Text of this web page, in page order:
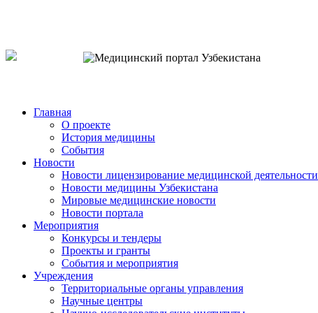
Главная
О проекте
История медицины
События
Новости
Новости лицензирование медицинской деятельности
Новости медицины Узбекистана
Мировые медицинские новости
Новости портала
Мероприятия
Конкурсы и тендеры
Проекты и гранты
События и мероприятия
Учреждения
Территориальные органы управления
Научные центры